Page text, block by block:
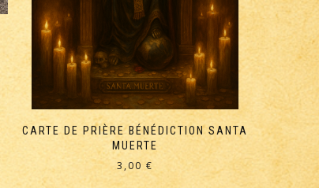
CARTE DE PRIÈRE BÉNÉDICTION SANTA
MUERTE
3,00 €